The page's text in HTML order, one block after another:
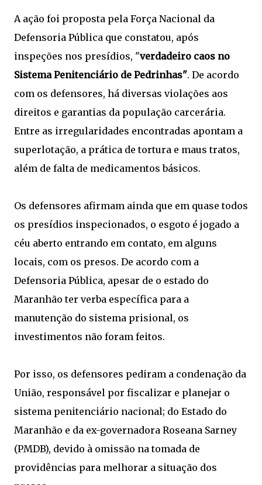
A ação foi proposta pela Força Nacional da
Defensoria Pública que constatou, após
inspeções nos presídios, "verdadeiro caos no
Sistema Penitenciário de Pedrinhas". De acordo
com os defensores, há diversas violações aos
direitos e garantias da população carcerária.
Entre as irregularidades encontradas apontam a
superlotação, a prática de tortura e maus tratos,
além de falta de medicamentos básicos.
Os defensores afirmam ainda que em quase todos
os presídios inspecionados, o esgoto é jogado a
céu aberto entrando em contato, em alguns
locais, com os presos. De acordo com a
Defensoria Pública, apesar de o estado do
Maranhão ter verba específica para a
manutenção do sistema prisional, os
investimentos não foram feitos.
Por isso, os defensores pediram a condenação da
União, responsável por fiscalizar e planejar o
sistema penitenciário nacional; do Estado do
Maranhão e da ex-governadora Roseana Sarney
(PMDB), devido à omissão na tomada de
providências para melhorar a situação dos